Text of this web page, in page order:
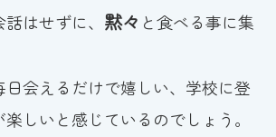
ールでお問い合わせ
スイミングスクールの
体験申し込みはこちら!
はせずに、 黙々 と食べる事に集
日会えるだけで嬉しい、学校に登
しいと感じているのでしょう。